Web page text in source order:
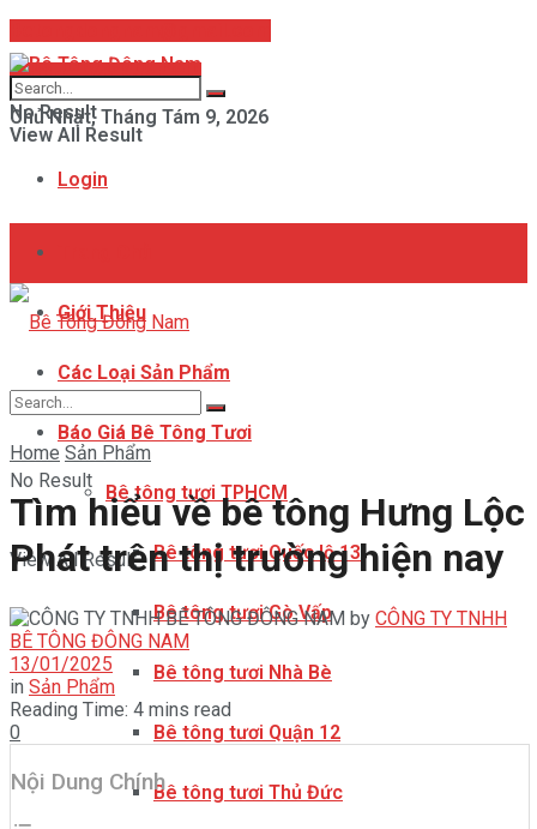
Hotline: 093 847 8358
Chủ Nhật, Tháng Tám 9, 2026
Login
No Result
View All Result
Giới Thiệu
Các Loại Sản Phẩm
Báo Giá Bê Tông Tươi
Bê tông tươi TPHCM
Bê tông tươi Quốc lộ 13
Bê tông tươi Gò Vấp
Bê tông tươi Nhà Bè
Bê tông tươi Quận 12
Bê tông tươi Thủ Đức
No Result
View All Result
Home Sản Phẩm
Tìm hiểu về bê tông Hưng Lộc
Phát trên thị trường hiện nay
by CÔNG TY TNHH
BÊ TÔNG ĐÔNG NAM
13/01/2025
in Sản Phẩm
Reading Time: 4 mins read
0
Nội Dung Chính